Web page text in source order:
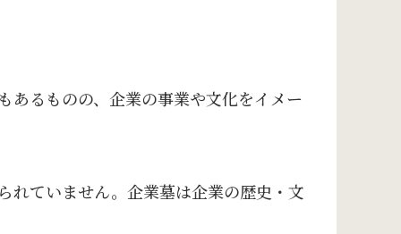
あるものの、企業の事業や文化をイメー
れていません。企業墓は企業の歴史・文